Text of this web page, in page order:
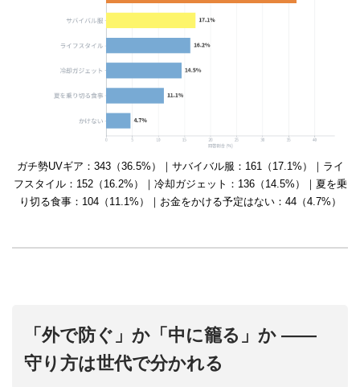
ガチ勢UVギア：343（36.5%）｜サバイバル服：161（17.1%）｜ライ
フスタイル：152（16.2%）｜冷却ガジェット：136（14.5%）｜夏を乗
り切る食事：104（11.1%）｜お金をかける予定はない：44（4.7%）
「外で防ぐ」か「中に籠る」か ——
守り方は世代で分かれる